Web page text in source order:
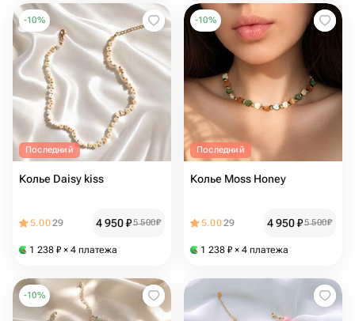
-10%
Последний
Колье Daisy kiss
5.0029 4 950₽5 500₽
1 238 ₽ × 4 платежа
-10%
Последний
Колье Moss Honey
5.0029 4 950₽5 500₽
1 238 ₽ × 4 платежа
-10%